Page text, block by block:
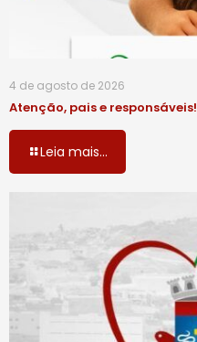
4 de agosto de 2026
Atenção, pais e responsáveis!
Leia mais...